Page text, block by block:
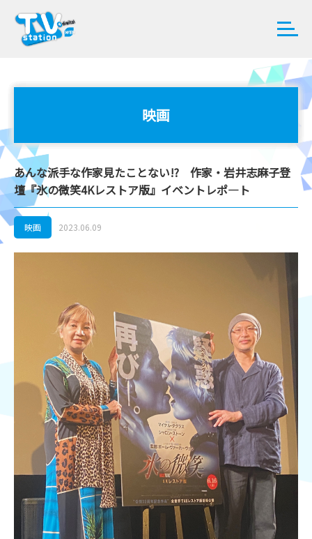
映画
あんな派手な作家見たことない!? 作家・岩井志麻子登
壇『氷の微笑4Kレストア版』イベントレポ―ト
映画 2023.06.09